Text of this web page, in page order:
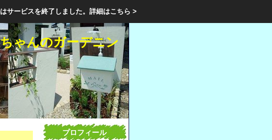
サービスを終了しました。 詳細はこちら >
ゃんのガーデニン
プロフィール